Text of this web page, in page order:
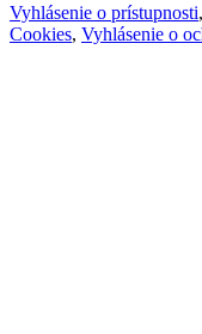
Vyhlásenie o prístupnosti,
Cookies, Vyhlásenie o